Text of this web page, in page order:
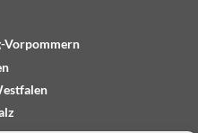
Vorpommern